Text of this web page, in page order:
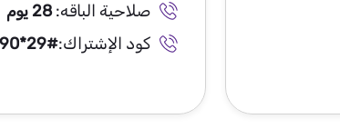
صلاحية الباقه:28 يوم
كود الإشتراك: